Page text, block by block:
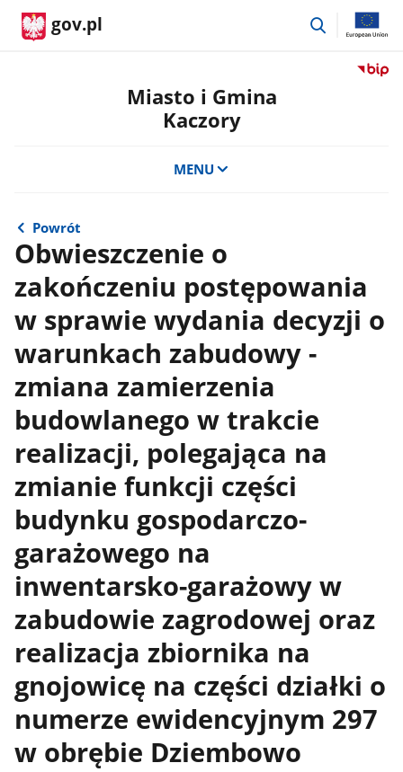
gov.pl
przejdź
Przejdź
Miasto i Gmina
Kaczory
MENU
Powrót
Obwieszczenie o
zakończeniu postępowania
w sprawie wydania decyzji o
warunkach zabudowy -
zmiana zamierzenia
budowlanego w trakcie
realizacji, polegająca na
zmianie funkcji części
budynku gospodarczo-
garażowego na
inwentarsko-garażowy w
zabudowie zagrodowej oraz
realizacja zbiornika na
gnojowicę na części działki o
numerze ewidencyjnym 297
w obrębie Dziembowo